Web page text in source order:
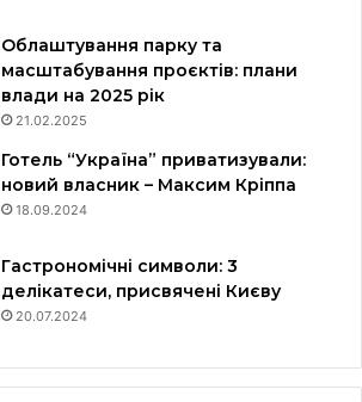
Облаштування парку та
масштабування проєктів: плани
влади на 2025 рік
21.02.2025
Готель “Україна” приватизували:
новий власник – Максим Кріппа
18.09.2024
Гастрономічні символи: 3
делікатеси, присвячені Києву
20.07.2024